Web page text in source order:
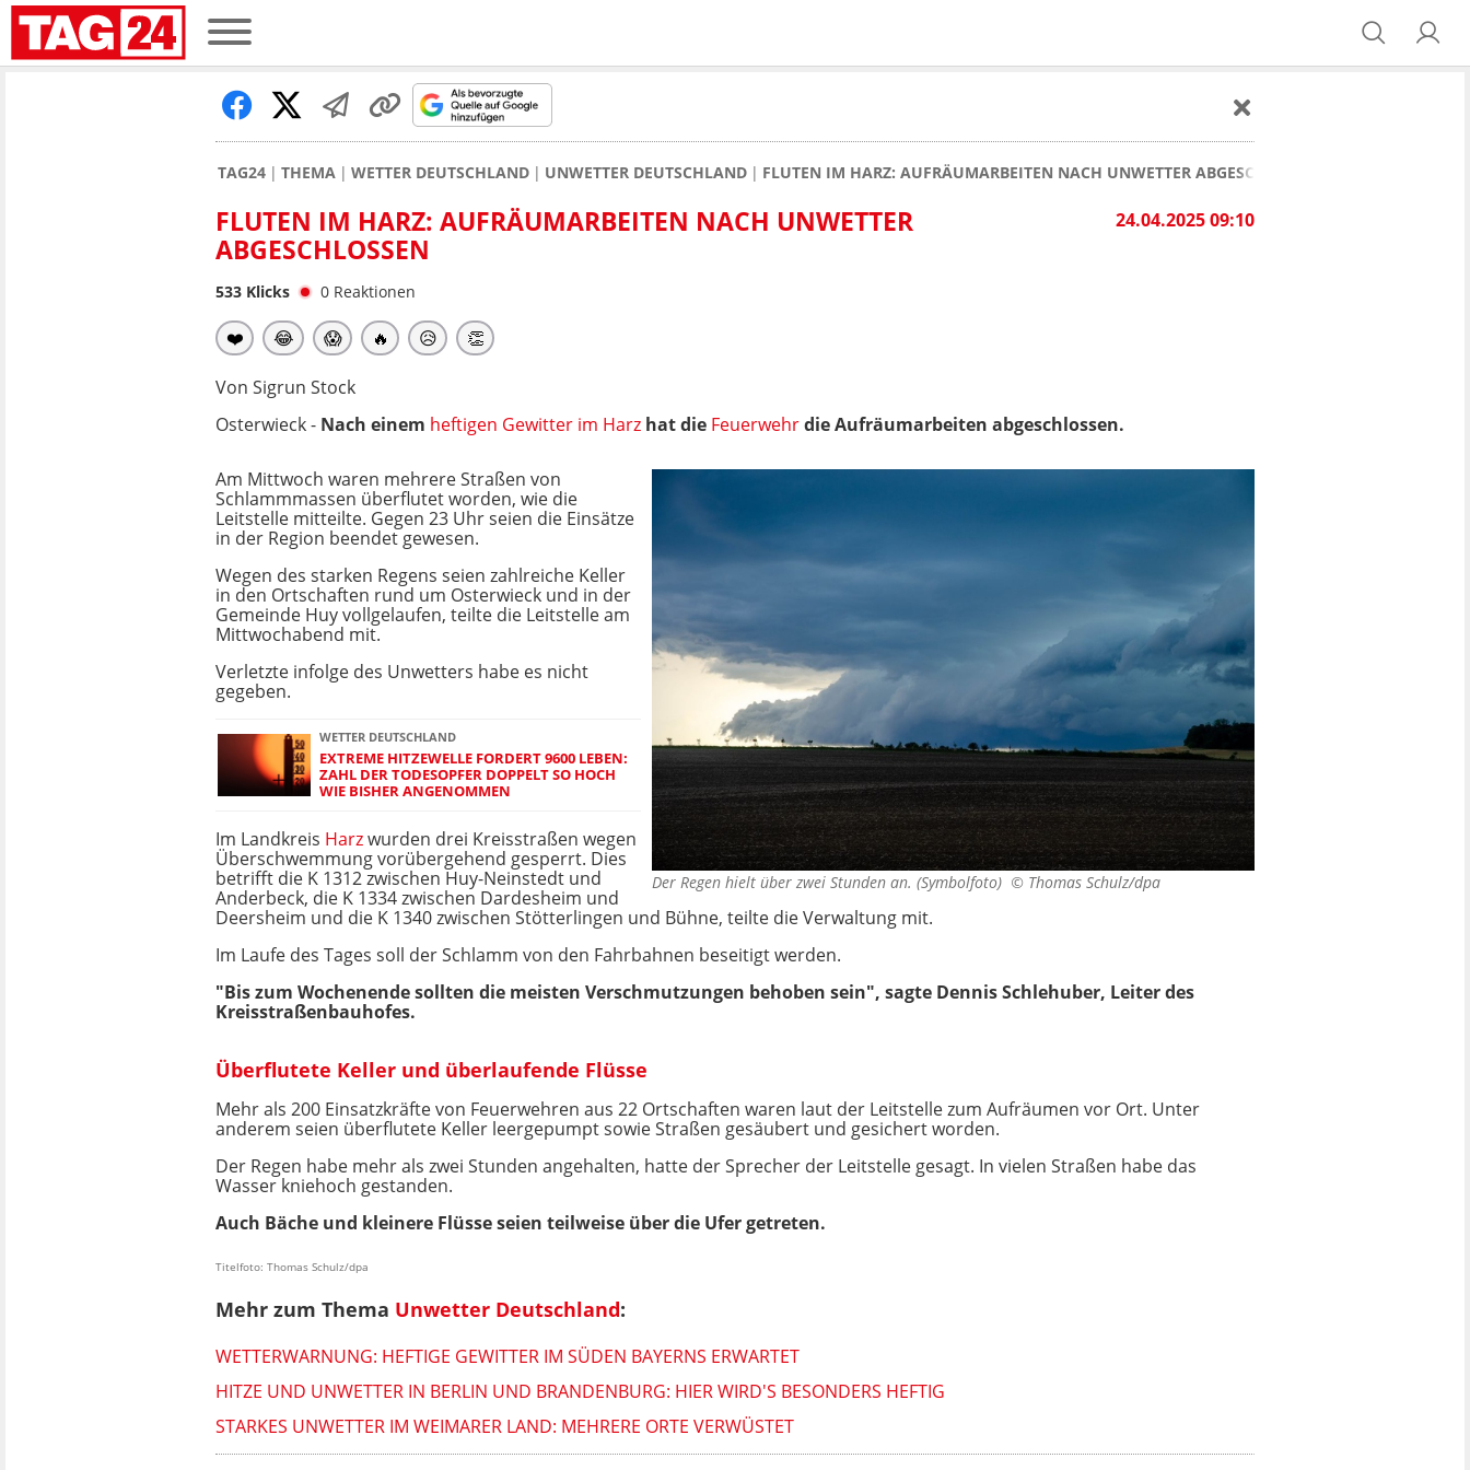
TAG24 THEMA WETTER DEUTSCHLAND UNWETTER DEUTSCHLAND FLUTEN IM HARZ: AUFRÄUMARBEITEN NACH UNWETTER ABGESCHLOSSEN
24.04.2025 09:10
FLUTEN IM HARZ: AUFRÄUMARBEITEN NACH UNWETTER
ABGESCHLOSSEN
533 Klicks 0 Reaktionen
❤️ 😂 😱 🔥 😥 👏
Von Sigrun Stock
Osterwieck - Nach einem heftigen Gewitter im Harz hat die Feuerwehrdie Aufräumarbeiten abgeschlossen.
Der Regen hielt über zwei Stunden an. (Symbolfoto) © Thomas Schulz/dpa
Am Mittwoch waren mehrere Straßen von
Schlammmassen überflutet worden, wie die
Leitstelle mitteilte. Gegen 23 Uhr seien die Einsätze
in der Region beendet gewesen.
Wegen des starken Regens seien zahlreiche Keller
in den Ortschaften rund um Osterwieck und in der
Gemeinde Huy vollgelaufen, teilte die Leitstelle am
Mittwochabend mit.
Verletzte infolge des Unwetters habe es nicht
gegeben.
WETTER DEUTSCHLAND
EXTREME HITZEWELLE FORDERT 9600 LEBEN:
ZAHL DER TODESOPFER DOPPELT SO HOCH
WIE BISHER ANGENOMMEN
Im Landkreis Harzwurden drei Kreisstraßen wegen
Überschwemmung vorübergehend gesperrt. Dies
betrifft die K 1312 zwischen Huy-Neinstedt und
Anderbeck, die K 1334 zwischen Dardesheim und
Deersheim und die K 1340 zwischen Stötterlingen und Bühne, teilte die Verwaltung mit.
Im Laufe des Tages soll der Schlamm von den Fahrbahnen beseitigt werden.
"Bis zum Wochenende sollten die meisten Verschmutzungen behoben sein", sagte Dennis Schlehuber, Leiter des
Kreisstraßenbauhofes.
Überflutete Keller und überlaufende Flüsse
Mehr als 200 Einsatzkräfte von Feuerwehren aus 22 Ortschaften waren laut der Leitstelle zum Aufräumen vor Ort. Unter
anderem seien überflutete Keller leergepumpt sowie Straßen gesäubert und gesichert worden.
Der Regen habe mehr als zwei Stunden angehalten, hatte der Sprecher der Leitstelle gesagt. In vielen Straßen habe das
Wasser kniehoch gestanden.
Auch Bäche und kleinere Flüsse seien teilweise über die Ufer getreten.
Titelfoto: Thomas Schulz/dpa
Mehr zum Thema Unwetter Deutschland:
WETTERWARNUNG: HEFTIGE GEWITTER IM SÜDEN BAYERNS ERWARTET
HITZE UND UNWETTER IN BERLIN UND BRANDENBURG: HIER WIRD'S BESONDERS HEFTIG
STARKES UNWETTER IM WEIMARER LAND: MEHRERE ORTE VERWÜSTET